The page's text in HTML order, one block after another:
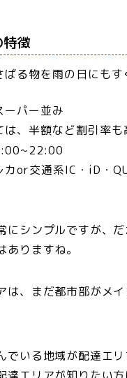
徴
ばる物を雨の日にもす
ーパー並み
は、半額など割引率も
カor交通系IC・iD・
にシンプルですが、
りますね。
は、まだ都市部がメ
でいる地域が配達エ